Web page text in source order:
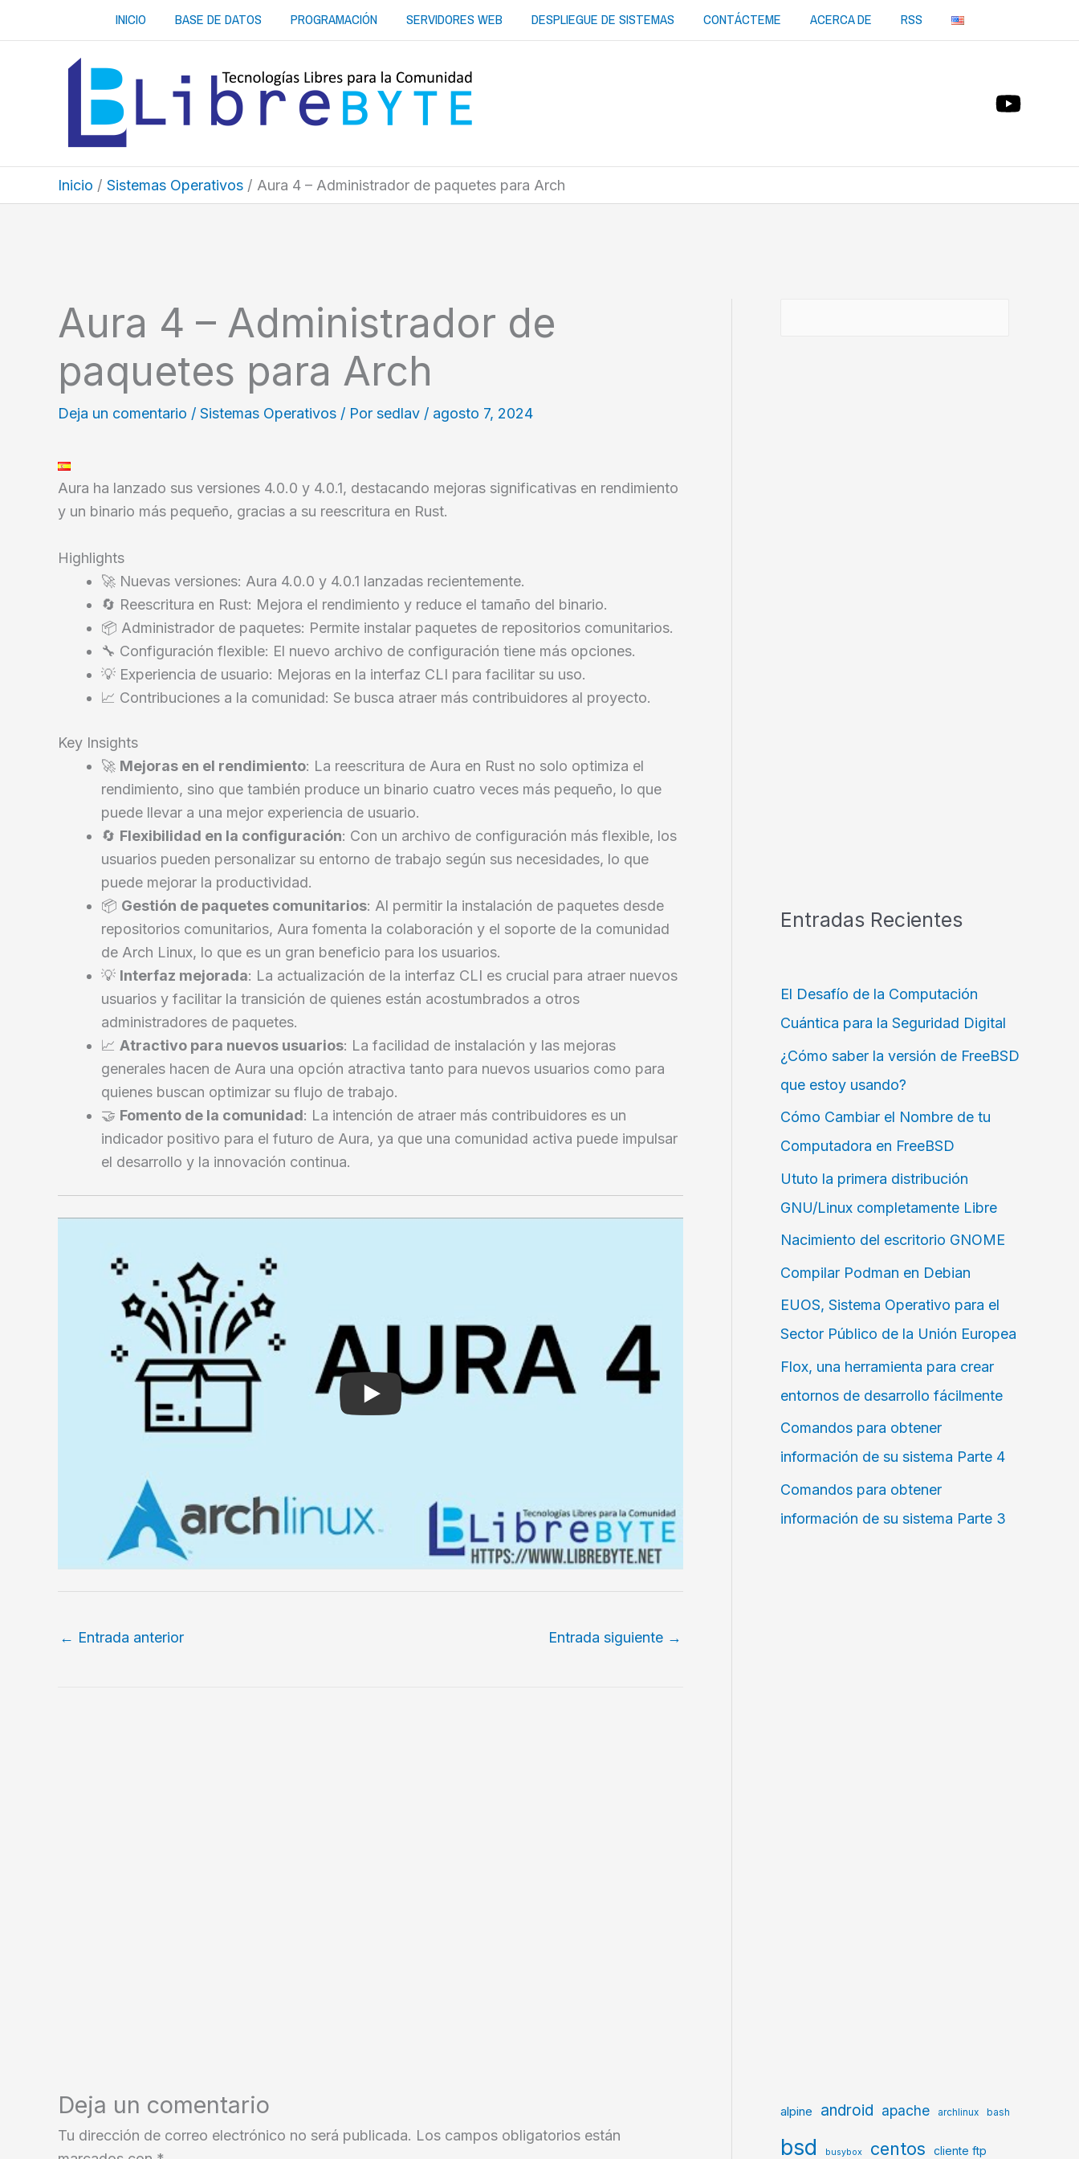
INICIO BASE DE DATOS PROGRAMACIÓN SERVIDORES WEB DESPLIEGUE DE SISTEMAS CONTÁCTEME ACERCA DE RSS
Inicio Sistemas Operativos Aura 4 – Administrador de paquetes para Arch
Aura 4 – Administrador de
paquetes para Arch
Deja un comentario / Sistemas Operativos / Por sedlav / agosto 7, 2024
Aura ha lanzado sus versiones 4.0.0 y 4.0.1, destacando mejoras significativas en rendimiento
y un binario más pequeño, gracias a su reescritura en Rust.
Highlights
🚀 Nuevas versiones: Aura 4.0.0 y 4.0.1 lanzadas recientemente.
🔄 Reescritura en Rust: Mejora el rendimiento y reduce el tamaño del binario.
📦 Administrador de paquetes: Permite instalar paquetes de repositorios comunitarios.
🔧 Configuración flexible: El nuevo archivo de configuración tiene más opciones.
💡 Experiencia de usuario: Mejoras en la interfaz CLI para facilitar su uso.
📈 Contribuciones a la comunidad: Se busca atraer más contribuidores al proyecto.
Key Insights
🚀 Mejoras en el rendimiento: La reescritura de Aura en Rust no solo optimiza el
rendimiento, sino que también produce un binario cuatro veces más pequeño, lo que
puede llevar a una mejor experiencia de usuario.
🔄 Flexibilidad en la configuración: Con un archivo de configuración más flexible, los
usuarios pueden personalizar su entorno de trabajo según sus necesidades, lo que
puede mejorar la productividad.
📦 Gestión de paquetes comunitarios: Al permitir la instalación de paquetes desde
repositorios comunitarios, Aura fomenta la colaboración y el soporte de la comunidad
de Arch Linux, lo que es un gran beneficio para los usuarios.
💡 Interfaz mejorada: La actualización de la interfaz CLI es crucial para atraer nuevos
usuarios y facilitar la transición de quienes están acostumbrados a otros
administradores de paquetes.
📈 Atractivo para nuevos usuarios: La facilidad de instalación y las mejoras
generales hacen de Aura una opción atractiva tanto para nuevos usuarios como para
quienes buscan optimizar su flujo de trabajo.
🤝 Fomento de la comunidad: La intención de atraer más contribuidores es un
indicador positivo para el futuro de Aura, ya que una comunidad activa puede impulsar
el desarrollo y la innovación continua.
← Entrada anterior Entrada siguiente →
Deja un comentario
Tu dirección de correo electrónico no será publicada. Los campos obligatorios están
Entradas Recientes
El Desafío de la Computación
Cuántica para la Seguridad Digital
¿Cómo saber la versión de FreeBSD
que estoy usando?
Cómo Cambiar el Nombre de tu
Computadora en FreeBSD
Ututo la primera distribución
GNU/Linux completamente Libre
Nacimiento del escritorio GNOME
Compilar Podman en Debian
EUOS, Sistema Operativo para el
Sector Público de la Unión Europea
Flox, una herramienta para crear
entornos de desarrollo fácilmente
Comandos para obtener
información de su sistema Parte 4
Comandos para obtener
información de su sistema Parte 3
alpine android apache archlinux bash
bsd busybox centos cliente ftp